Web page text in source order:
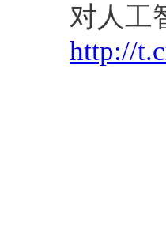
对人工
http://